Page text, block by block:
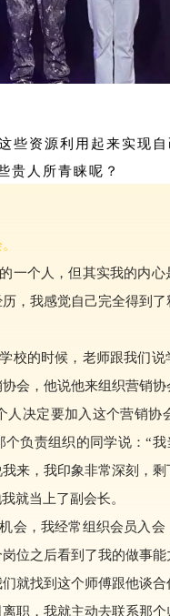
些资源利用起来实现
贵人所青睐呢？
个人，但其实我的内心
，我感觉自己完全得到
的时候，老师跟我们说
会，他说他来组织营销
人决定要加入这个营销协
负责组织的同学说：“
来，我印象非常深刻，
就当上了副会长。
，我经常组织会员入会
位之后看到了我的做事
就找到这个师傅跟他谈
职，我就主动去联系那